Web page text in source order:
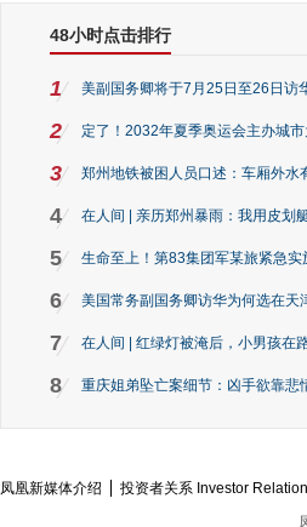
48小时点击排行
1 美副国务卿将于7月25日至26日访
2 定了！2032年夏季奥运会主办城
3 郑州地铁被困人员口述：车厢外水
4 在人间 | 亲历郑州暴雨：我用皮划
5 生命至上！第83集团军某旅紧急实
6 美国常务副国务卿访华为何选在天
7 在人间 | 红绿灯被淹后，小男孩在
8 重庆姐弟坠亡案细节：凶手欲靠悲
凤凰新媒体介绍 投资者关系 Investor